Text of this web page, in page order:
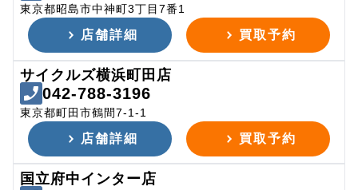
東京都昭島市中神町3丁目7番1
店舗詳細 買取予約
サイクルズ横浜町田店
042-788-3196
東京都町田市鶴間7-1-1
店舗詳細 買取予約
国立府中インター店